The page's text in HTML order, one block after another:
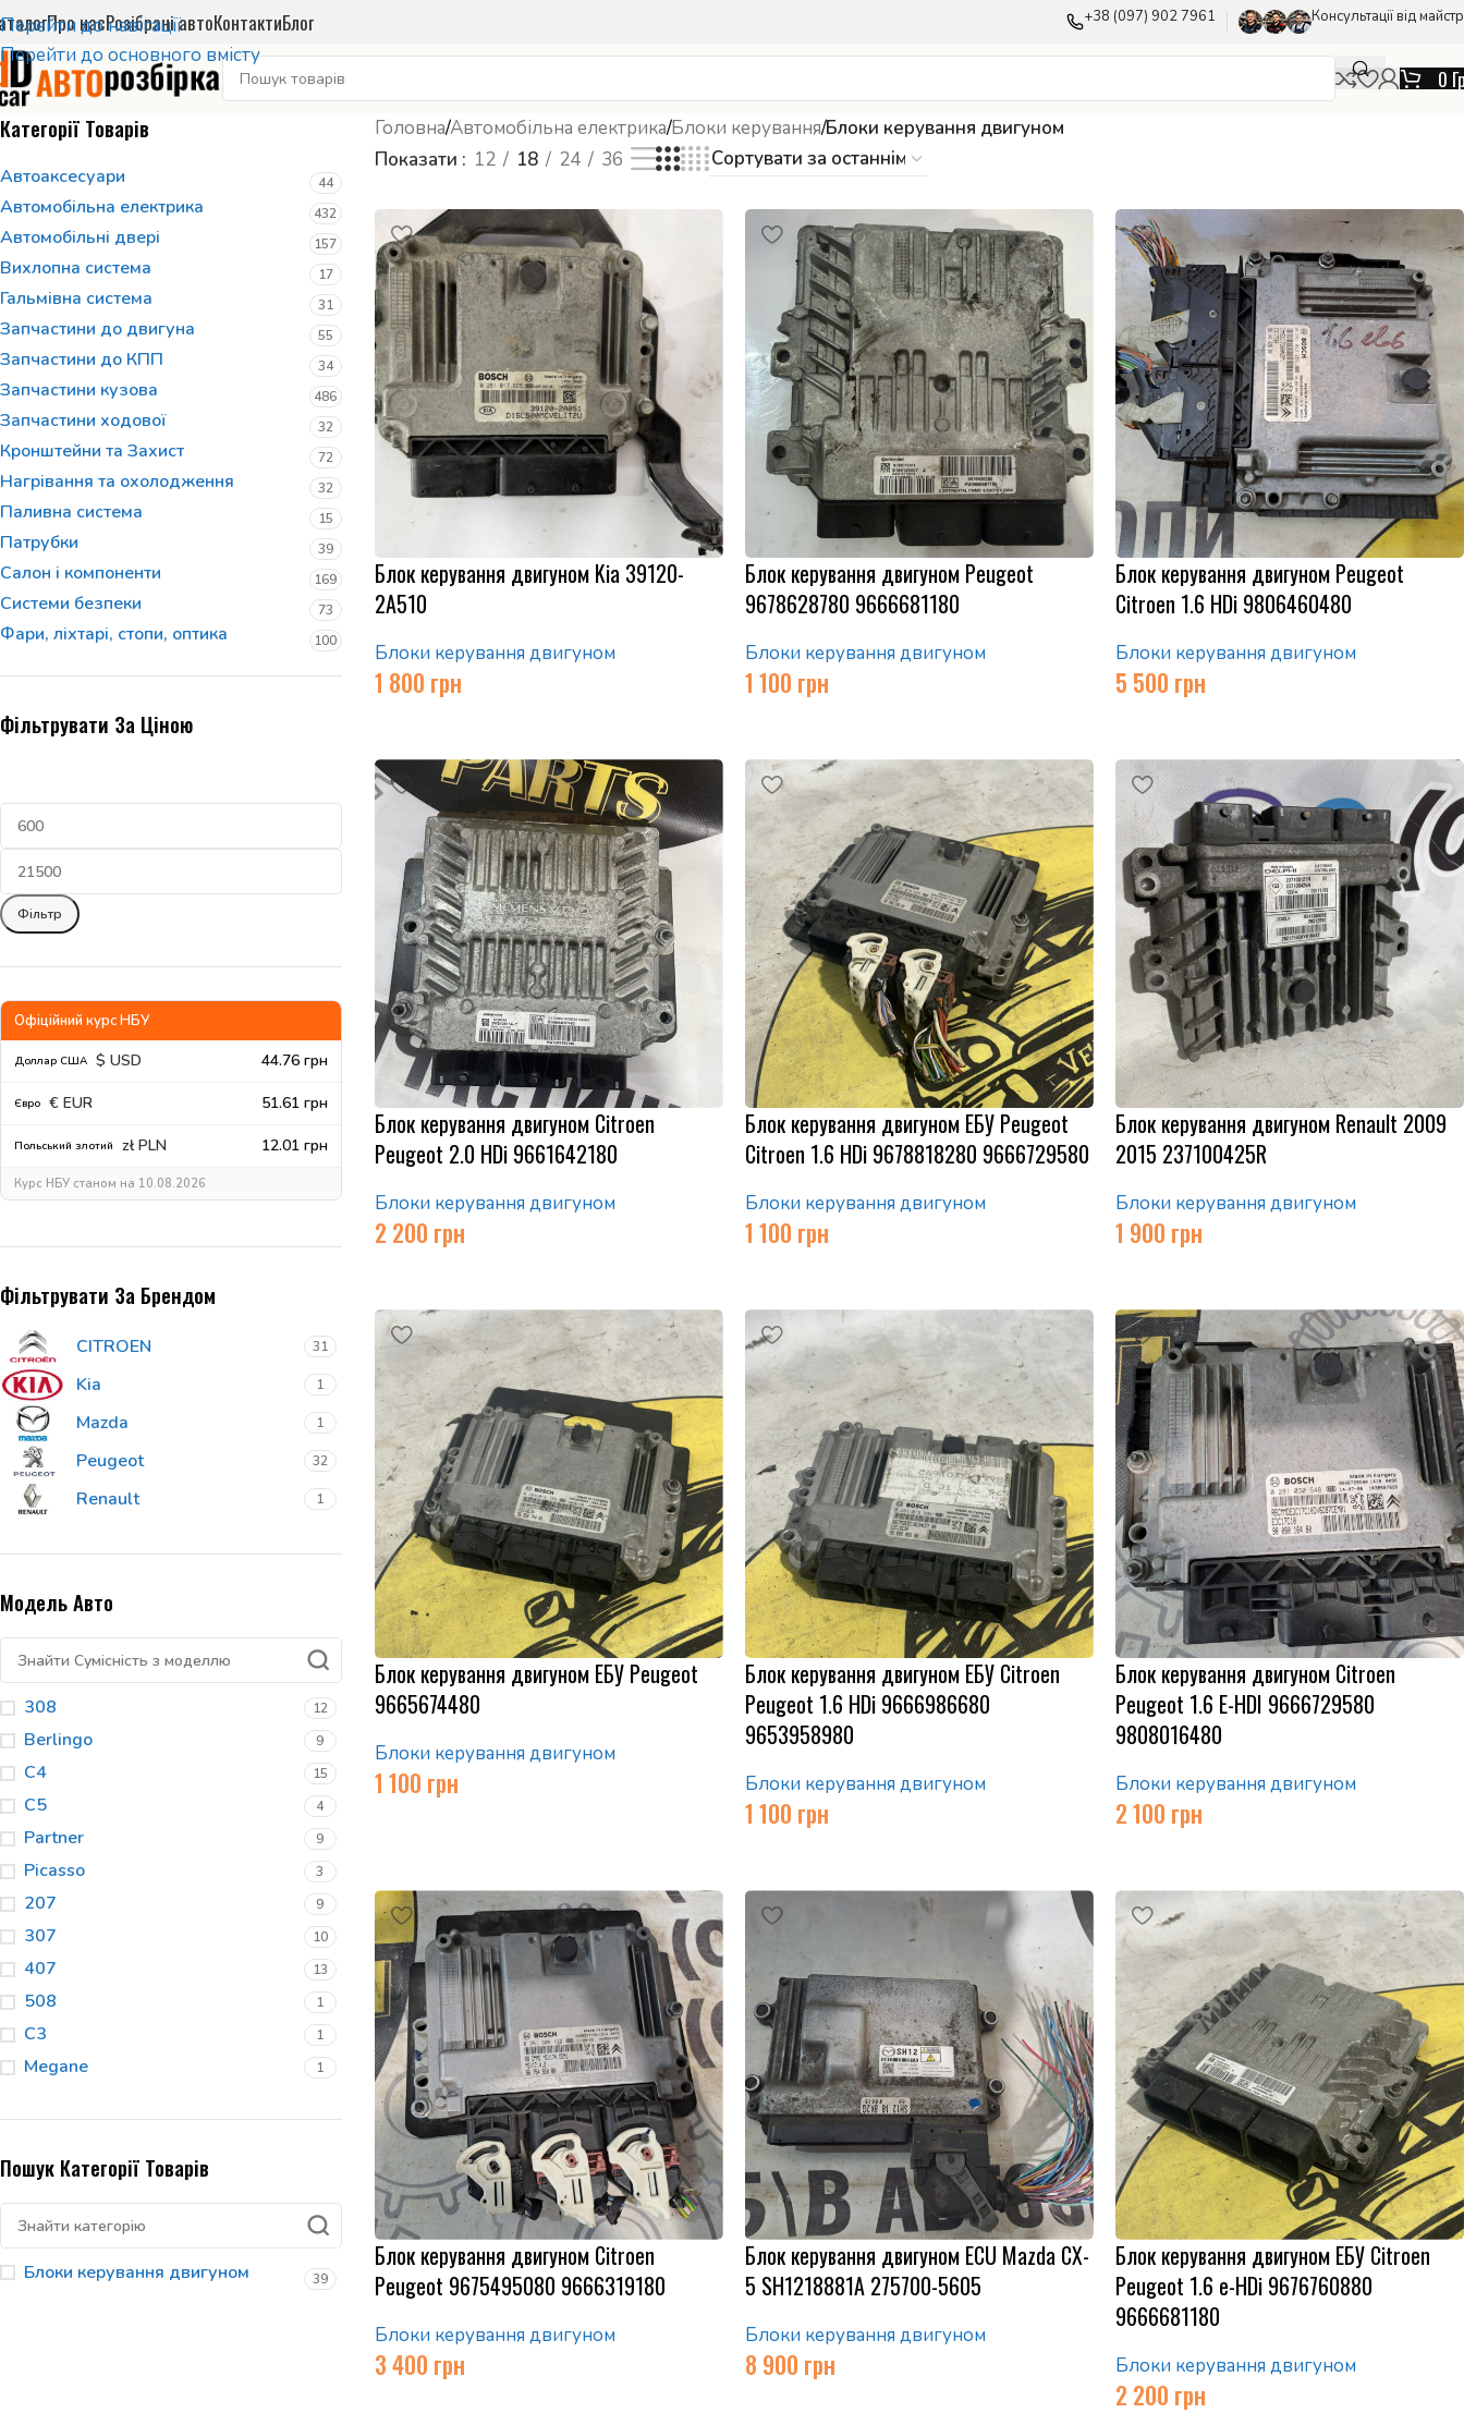
Перейти до навігації
Перейти до основного вмісту
Про насРозібрані автоКонтактиБлог +38 (097) 902 7961 Консультації від
0
Категорії Товарів
Автоаксесуари 44
Автомобільна електрика 432
Автомобільні двері 157
Вихлопна система 17
Гальмівна система 31
Запчастини до двигуна 55
Запчастини до КПП 34
Запчастини кузова 486
Запчастини ходової 32
Кронштейни та Захист 72
Нагрівання та охолодження 32
Паливна система 15
Патрубки 39
Салон і компоненти 169
Системи безпеки 73
Фари, ліхтарі, стопи, оптика 100
Фільтрувати За Ціною
Фільтр
Офіційний курс НБУ
Доллар США $ USD 44.76 грн
Євро € EUR 51.61 грн
Польський злотий zł PLN 12.01 грн
Курс НБУ станом на 10.08.2026
Фільтрувати За Брендом
CITROEN 31
Kia 1
Mazda 1
Peugeot 32
Renault 1
Модель Авто
308 12
Berlingo 9
C4 15
C5 4
Partner 9
Picasso 3
207 9
307 10
407 13
508 1
C3 1
Megane 1
Пошук Категорії Товарів
Блоки керування двигуном 39
Головна/Автомобільна електрика/Блоки керування/Блоки керування двигуном
Показати
12 18 24 36
Блок керування двигуном Kia 39120-
2A510
Блоки керування двигуном
1 800 грн
Блок керування двигуном Peugeot
9678628780 9666681180
Блоки керування двигуном
1 100 грн
Блок керування двигуном Peugeot
Citroen 1.6 HDi 9806460480
Блоки керування двигуном
5 500 грн
Блок керування двигуном Citroen
Peugeot 2.0 HDi 9661642180
Блоки керування двигуном
2 200 грн
Блок керування двигуном ЕБУ Peugeot
Citroen 1.6 HDi 9678818280 9666729580
Блоки керування двигуном
1 100 грн
Блок керування двигуном Renault 2009
2015 237100425R
Блоки керування двигуном
1 900 грн
Блок керування двигуном ЕБУ Peugeot
9665674480
Блоки керування двигуном
1 100 грн
Блок керування двигуном ЕБУ Citroen
Peugeot 1.6 HDi 9666986680
9653958980
Блоки керування двигуном
1 100 грн
Блок керування двигуном Citroen
Peugeot 1.6 E-HDI 9666729580
9808016480
Блоки керування двигуном
2 100 грн
Блок керування двигуном Citroen
Peugeot 9675495080 9666319180
Блоки керування двигуном
3 400 грн
Блок керування двигуном ECU Mazda CX-
5 SH1218881A 275700-5605
Блоки керування двигуном
8 900 грн
Блок керування двигуном ЕБУ Citroen
Peugeot 1.6 e-HDi 9676760880
9666681180
Блоки керування двигуном
2 200 грн